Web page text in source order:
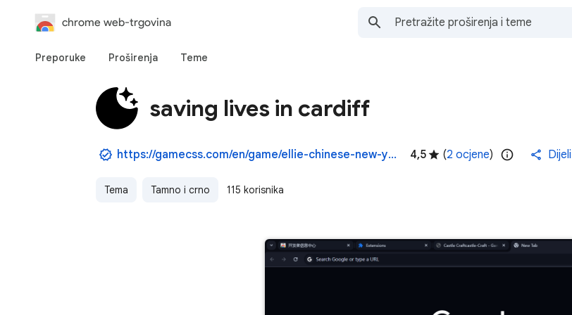
chrome web-trgovina
Preporuke Proširenja Teme
saving lives in cardiff
https://gamecss.com/en/game/ellie-chinese-new-year-celebration 4,5 (2 ocjene) Dijeli
Tema Tamno i crno 115 korisnika